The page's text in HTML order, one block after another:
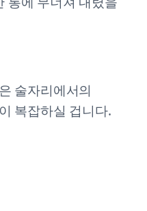
술자리에서의
복잡하실 겁니다.